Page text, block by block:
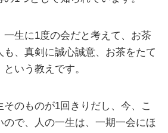
一生に1度の会だと考えて、お茶
も、真剣に誠心誠意、お茶をたて
いう教えです。
のものが1回きりだし、今、こ
で、人の一生は、一期一会にほ